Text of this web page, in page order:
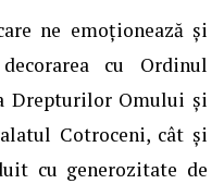
ne emoționează și
cu Ordinul
Drepturilor Omului şi
Cotroceni, cât și
cu generozitate de